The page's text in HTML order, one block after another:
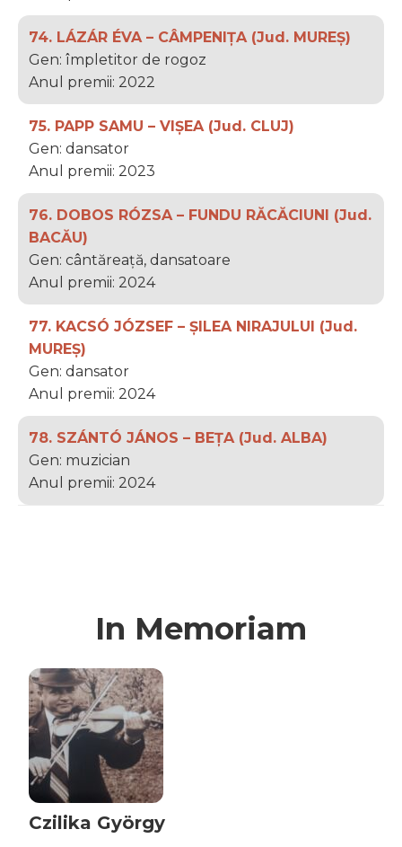
74. LÁZÁR ÉVA – CÂMPENIȚA (Jud. MUREȘ)
Gen: împletitor de rogoz
Anul premii: 2022
75. PAPP SAMU – VIȘEA (Jud. CLUJ)
Gen: dansator
Anul premii: 2023
76. DOBOS RÓZSA – FUNDU RĂCĂCIUNI (Jud.
BACĂU)
Gen: cântăreață, dansatoare
Anul premii: 2024
77. KACSÓ JÓZSEF – ȘILEA NIRAJULUI (Jud.
MUREȘ)
Gen: dansator
Anul premii: 2024
78. SZÁNTÓ JÁNOS – BEȚA (Jud. ALBA)
Gen: muzician
Anul premii: 2024
In Memoriam
Czilika György